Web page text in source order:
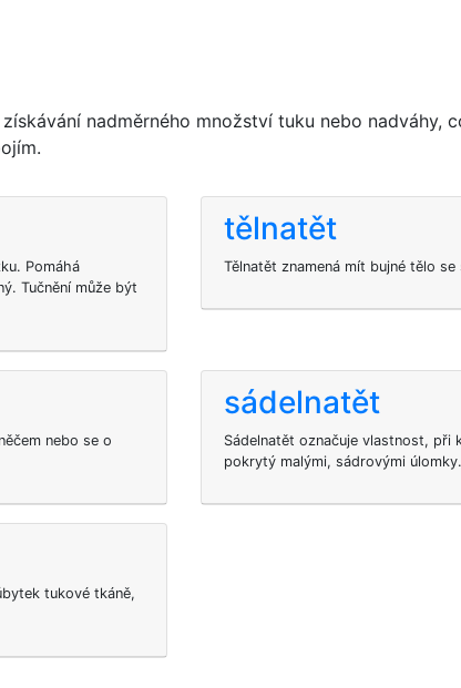
nadměrného množství tuku nebo nadváhy,
Pomáhá
Tučnění může být
tělnatět
Tělnatět znamená mít bujné tělo
nebo se o
sádelnatět
Sádelnatět označuje vlastnost, při
pokrytý malými, sádrovými úlomky.
tukové tkáně,